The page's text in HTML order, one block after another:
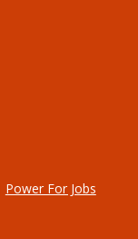
Power For Jobs